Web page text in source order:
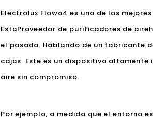
Electrolux Flowa4 es uno de los
EstaProveedor de purificadores de aire
el pasado. Hablando de un fabricante
cajas. Este es un dispositivo
aire sin compromiso.
Por ejemplo, a medida que el entorno